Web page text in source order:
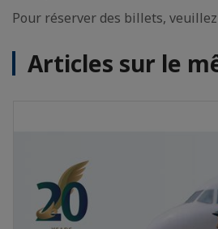
Pour réserver des billets,
Articles sur le